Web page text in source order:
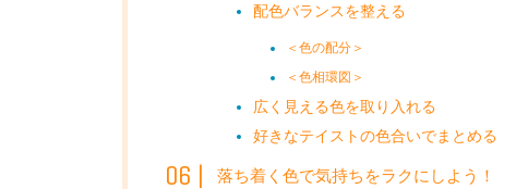
配色バランスを整える
＜色の配分＞
＜色相環図＞
広く見える色を取り入れる
好きなテイストの色合いでまとめる
落ち着く色で気持ちをラクにしよう！